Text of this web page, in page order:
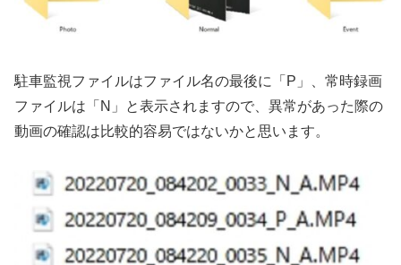
駐車監視ファイルはファイル名の最後に「P」、常時録画
ファイルは「N」と表示されますので、異常があった際の
動画の確認は比較的容易ではないかと思います。